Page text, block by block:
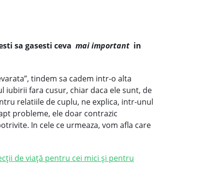
sa gasesti ceva mai important in
tindem sa cadem intr-o alta
iubirii fara cusur, chiar daca ele sunt, de
relatiile de cuplu, ne explica, intr-unul
probleme, ele doar contrazic
In cele ce urmeaza, vom afla care
de viață pentru cei mici și pentru